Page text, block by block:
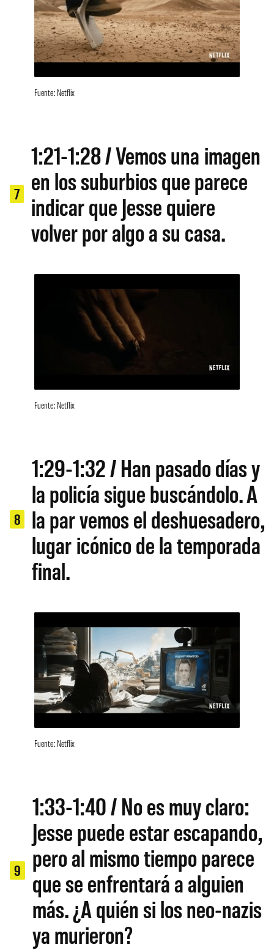
Fuente: Netflix
7
1:21-1:28 / Vemos una imagen
en los suburbios que parece
indicar que Jesse quiere
volver por algo a su casa.
Fuente: Netflix
8
1:29-1:32 / Han pasado días y
la policía sigue buscándolo. A
la par vemos el deshuesadero,
lugar icónico de la temporada
final.
Fuente: Netflix
9
1:33-1:40 / No es muy claro:
Jesse puede estar escapando,
pero al mismo tiempo parece
que se enfrentará a alguien
más. ¿A quién si los neo-nazis
ya murieron?